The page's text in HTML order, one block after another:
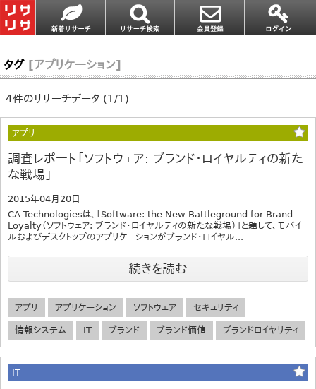
タグ [アプリケーション]
4件のリサーチデータ (1/1)
アプリ
調査レポート「ソフトウェア: ブランド・ロイヤルティの新た
な戦場」
2015年04月20日
CA Technologiesは、「Software: the New Battleground for Brand
Loyalty（ソフトウェア: ブランド・ロイヤルティの新たな戦場）」と題して、モバイ
ルおよびデスクトップのアプリケーションがブランド・ロイヤル...
続きを読む
アプリ アプリケーション ソフトウェア セキュリティ
情報システム IT ブランド ブランド価値 ブランドロイヤリティ
IT